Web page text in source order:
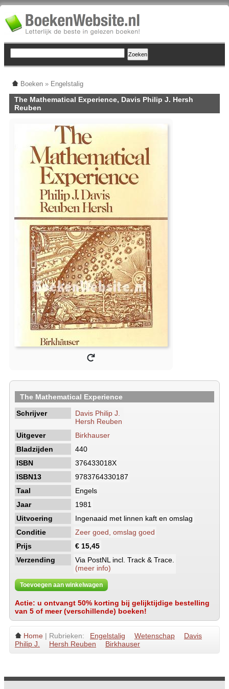
Boeken » Engelstalig
The Mathematical Experience, Davis Philip J. Hersh
Reuben
The Mathematical Experience
Schrijver
Davis Philip J.
Hersh Reuben
Uitgever
Birkhauser
Bladzijden
440
ISBN
376433018X
ISBN13
9783764330187
Taal
Engels
Jaar
1981
Uitvoering
Ingenaaid met linnen kaft en omslag
Conditie
Zeer goed, omslag goed
Prijs
€ 15,45
Verzending
Via PostNL incl. Track & Trace.
(meer info)
Toevoegen aan winkelwagen
Actie: u ontvangt 50% korting bij gelijktijdige bestelling
van 5 of meer (verschillende) boeken!
Home | Rubrieken: Engelstalig Wetenschap
Davis
Philip J.
Hersh Reuben Birkhauser